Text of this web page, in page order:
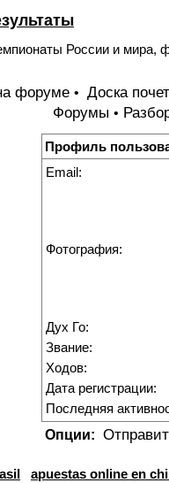
России и мира,
форуме • Доска
Форумы •
Профиль
Email:
Фотография:
Дух Го:
Звание:
Ходов:
Дата регистрации:
Последняя
Опции:
apuestas online en